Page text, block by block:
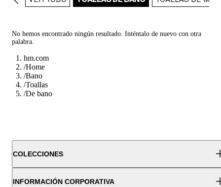
No hemos encontrado ningún resultado. Inténtalo de nuevo con otra
palabra.
hm.com
/Home
/Bano
/Toallas
/De bano
COLECCIONES
INFORMACIÓN CORPORATIVA